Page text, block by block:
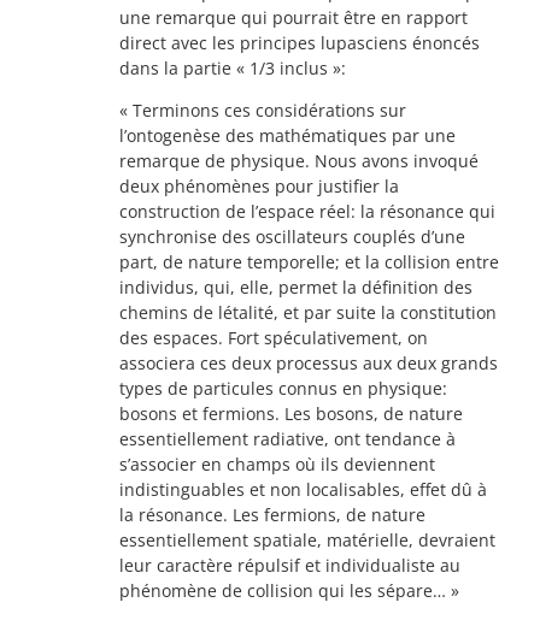
une remarque qui pourrait être en rapport
direct avec les principes lupasciens énoncés
dans la partie « 1/3 inclus »:
« Terminons ces considérations sur
l’ontogenèse des mathématiques par une
remarque de physique. Nous avons invoqué
deux phénomènes pour justifier la
construction de l’espace réel: la résonance qui
synchronise des oscillateurs couplés d’une
part, de nature temporelle; et la collision entre
individus, qui, elle, permet la définition des
chemins de létalité, et par suite la constitution
des espaces. Fort spéculativement, on
associera ces deux processus aux deux grands
types de particules connus en physique:
bosons et fermions. Les bosons, de nature
essentiellement radiative, ont tendance à
s’associer en champs où ils deviennent
indistinguables et non localisables, effet dû à
la résonance. Les fermions, de nature
essentiellement spatiale, matérielle, devraient
leur caractère répulsif et individualiste au
phénomène de collision qui les sépare… »